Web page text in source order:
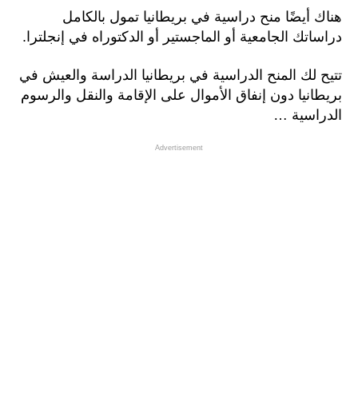
هناك أيضًا منح دراسية في بريطانيا تمول بالكامل
دراساتك الجامعية أو الماجستير أو الدكتوراه في إنجلترا.
تتيح لك المنح الدراسية في بريطانيا الدراسة والعيش في
بريطانيا دون إنفاق الأموال على الإقامة والنقل والرسوم
الدراسية …
Advertisement